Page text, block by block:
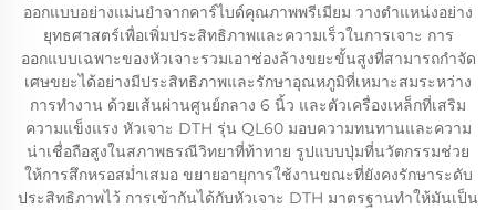
ออกแบบอย่างแม่นยำจากคาร์ไบด์คุณภาพพรีเมียม วางตำแหน่งอย่าง
ยุทธศาสตร์เพื่อเพิ่มประสิทธิภาพและความเร็วในการเจาะ การ
ออกแบบเฉพาะของหัวเจาะรวมเอาช่องล้างขยะขั้นสูงที่สามารถกำจัด
เศษขยะได้อย่างมีประสิทธิภาพและรักษาอุณหภูมิที่เหมาะสมระหว่าง
การทำงาน ด้วยเส้นผ่านศูนย์กลาง 6 นิ้ว และตัวเครื่องเหล็กที่เสริม
ความแข็งแรง หัวเจาะ DTH รุ่น QL60 มอบความทนทานและความ
น่าเชื่อถือสูงในสภาพธรณีวิทยาที่ท้าทาย รูปแบบปุ่มที่นวัตกรรมช่วย
ให้การสึกหรอสม่ำเสมอ ขยายอายุการใช้งานขณะที่ยังคงรักษาระดับ
ประสิทธิภาพไว้ การเข้ากันได้กับหัวเจาะ DTH มาตรฐานทำให้มันเป็น